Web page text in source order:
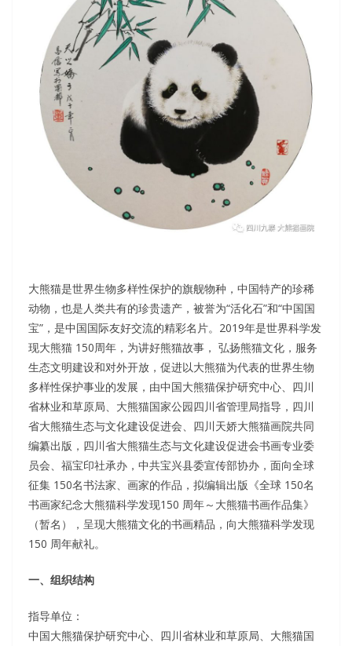
大熊猫是世界生物多样性保护的旗舰物种，中国特产的珍稀
动物，也是人类共有的珍贵遗产，被誉为“活化石”和“中国国
宝”，是中国国际友好交流的精彩名片。2019年是世界科学发
现大熊猫 150周年，为讲好熊猫故事， 弘扬熊猫文化，服务
生态文明建设和对外开放，促进以大熊猫为代表的世界生物
多样性保护事业的发展，由中国大熊猫保护研究中心、四川
省林业和草原局、大熊猫国家公园四川省管理局指导，四川
省大熊猫生态与文化建设促进会、四川天娇大熊猫画院共同
编纂出版，四川省大熊猫生态与文化建设促进会书画专业委
员会、福宝印社承办，中共宝兴县委宣传部协办，面向全球
征集 150名书法家、画家的作品，拟编辑出版《全球 150名
书画家纪念大熊猫科学发现150 周年～大熊猫书画作品集》
（暂名），呈现大熊猫文化的书画精品，向大熊猫科学发现
150 周年献礼。
一、组织结构
指导单位：
中国大熊猫保护研究中心、四川省林业和草原局、大熊猫国